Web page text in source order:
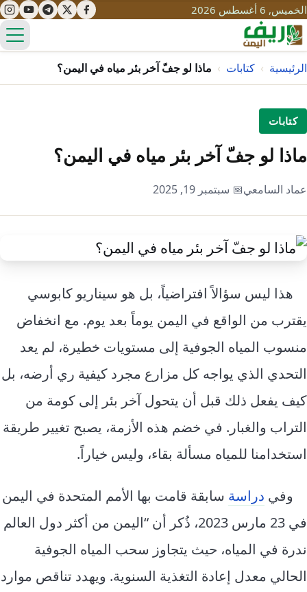
الخميس, 6 أغسطس 2026
تعليم
طرُق
تنمية
سياحة
ثقافة
التغير المناخي
محميات
تحديات
نساء
معيشة
قصة
انفوجرافيك
قصص رقمية
تقارير صور
فيديو
الرئيسية › كتابات › ماذا لو جفّ آخر بئر مياه في اليمن؟
كتابات
ماذا لو جفّ آخر بئر مياه في اليمن؟
عماد السامعي📅 سبتمبر 19, 2025
هذا ليس سؤالاً افتراضياً، بل هو سيناريو كابوسي
يقترب من الواقع في اليمن يوماً بعد يوم. مع انخفاض
منسوب المياه الجوفية إلى مستويات خطيرة، لم يعد
التحدي الذي يواجه كل مزارع مجرد كيفية ري أرضه، بل
كيف يفعل ذلك قبل أن يتحول آخر بئر إلى كومة من
التراب والغبار. في خضم هذه الأزمة، يصبح تغيير طريقة
استخدامنا للمياه مسألة بقاء، وليس خياراً.
وفي دراسة سابقة قامت بها الأمم المتحدة في اليمن
في 23 مارس 2023، ذُكر أن “اليمن من أكثر دول العالم
ندرة في المياه، حيث يتجاوز سحب المياه الجوفية
الحالي معدل إعادة التغذية السنوية. ويهدد تناقص موارد